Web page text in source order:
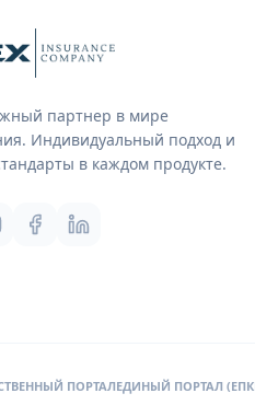
партнер в мире
Индивидуальный подход и
в каждом продукте.
ПОРТАЛЕДИНЫЙ ПОРТАЛ